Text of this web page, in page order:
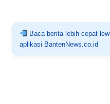
Baca berita lebih cepat
aplikasi BantenNews.co.id